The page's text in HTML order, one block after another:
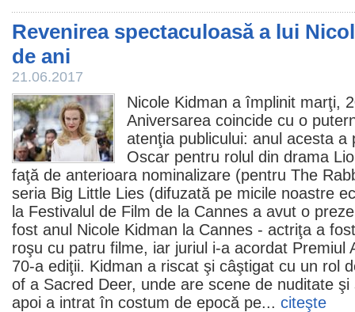
Revenirea spectaculoasă a lui
de ani
21.06.2017
Nicole Kidman a împlinit marţi,
Aniversarea coincide cu o
atenţia publicului: anul acesta a
Oscar pentru rolul din drama
faţă de anterioara nominalizare (pentru The
seria Big Little Lies (difuzată pe micile noastre
la Festivalul de Film de la Cannes a avut o
fost anul Nicole Kidman la Cannes - actriţa a
roşu cu patru filme, iar juriul i-a acordat Premiul
70-a ediţii. Kidman a riscat şi câştigat cu un rol
of a Sacred Deer, unde are scene de nuditate
apoi a intrat în costum de epocă pe... citeşte